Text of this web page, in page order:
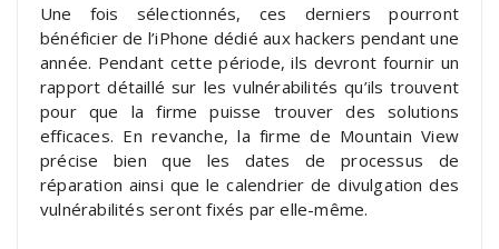
Une fois sélectionnés, ces derniers pourront
bénéficier de l’iPhone dédié aux hackers pendant une
année. Pendant cette période, ils devront fournir un
rapport détaillé sur les vulnérabilités qu’ils trouvent
pour que la firme puisse trouver des solutions
efficaces. En revanche, la firme de Mountain View
précise bien que les dates de processus de
réparation ainsi que le calendrier de divulgation des
vulnérabilités seront fixés par elle-même.